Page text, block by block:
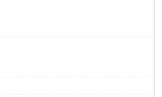
ずは気軽にお電話ください。
安心して自分らしく成長出来る
出来る環境でお子様の成長を見